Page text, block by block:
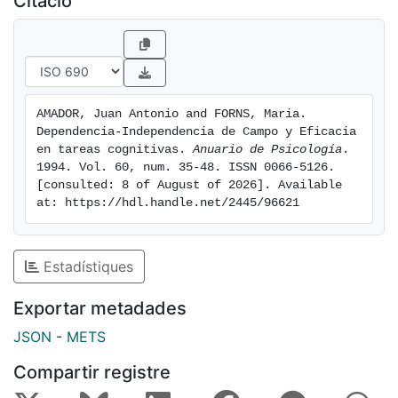
de campo en la prueba de inteligencia. Asimismo, los
independientes de campo son mas eficaces que los
dependientes en las tareas de procesamiento
secuencial pero no en las que requieren
implicaciones de estos hallazgos. Palabras clave:
Dependencia-independencia de campo,
procesamiento secuencial, procesamiento simultaneo.
AMADOR, Juan Antonio and FORNS, Maria.
Dependencia-Independencia de Campo y Eficacia
en tareas cognitivas. Anuario de Psicología .
1994. Vol. 60, num. 35-48. ISSN 0066-5126.
[consulted: 8 of August of 2026]. Available
at: https://hdl.handle.net/2445/96621
Estadístiques
Exportar metadades
JSON - METS
Compartir registre